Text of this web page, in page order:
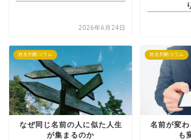
2026年6月24日
姓名判断コラム
なぜ同じ名前の人に似た人生
が集まるのか
姓名判断コラム
名前が変
も